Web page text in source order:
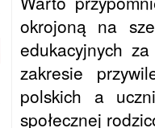
okrojoną na
edukacyjnych
zakresie
polskich a
społecznej